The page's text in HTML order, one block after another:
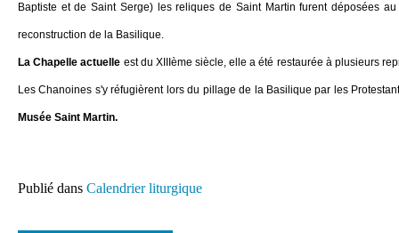
Baptiste et de Saint Serge) les reliques de Saint Martin furent déposées
reconstruction de la Basilique.
La Chapelle actuelle est du XIIIème siècle, elle a été restaurée à plusieurs
Les Chanoines s'y réfugièrent lors du pillage de la Basilique par les
Musée Saint Martin.
Publié dans Calendrier liturgique